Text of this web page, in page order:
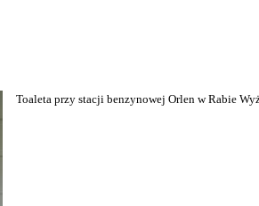
Toaleta przy stacji benzynowej Orlen w Rabie